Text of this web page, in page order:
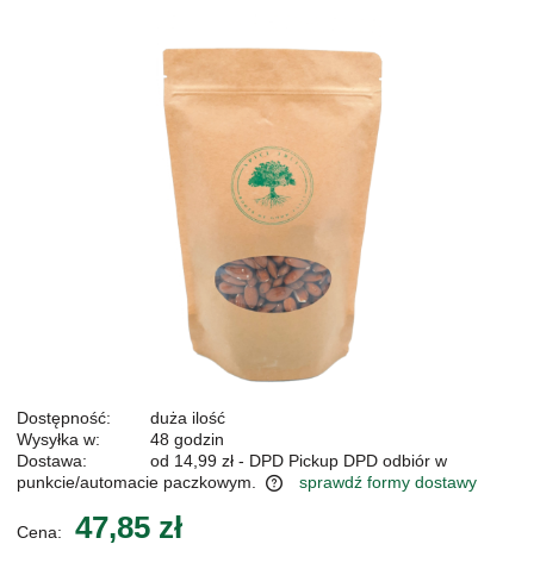
Dostępność:
duża ilość
Wysyłka w:
48 godzin
Dostawa:
od 14,99 zł - DPD Pickup DPD odbiór w
punkcie/automacie paczkowym.
sprawdź formy dostawy
Cena: 47,85 zł